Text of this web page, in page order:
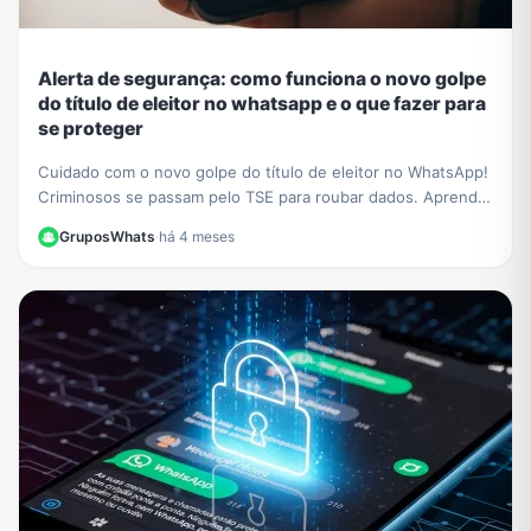
Alerta de segurança: como funciona o novo golpe
do título de eleitor no whatsapp e o que fazer para
se proteger
Cuidado com o novo golpe do título de eleitor no WhatsApp!
Criminosos se passam pelo TSE para roubar dados. Aprenda
GruposWhats·há 4 meses